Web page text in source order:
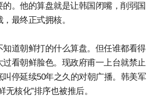
。他的算盘就是让韩国闭嘴，削弱国
最终正式拥核。
道朝鲜打的什么算盘。但任谁都看得
过看朝鲜脸色。现政府甫一上台就禁止
叫停延续50年之久的对朝广播。韩美军
无核化”排序也被推后。